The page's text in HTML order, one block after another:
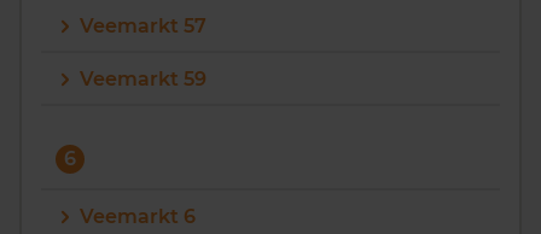
Veemarkt 57
Veemarkt 59
6
Veemarkt 6